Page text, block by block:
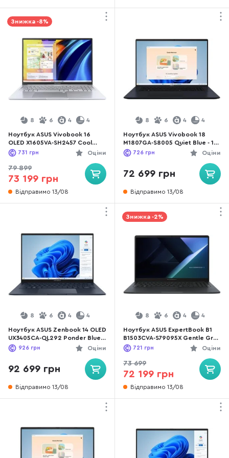
Знижка -8%
8 6 4 4
Ноутбук ASUS Vivobook 16
OLED X1605VA-SH2457 Cool
Silver - 16" OLED 60 Гц / Intel
Core 9 / 270H / DDR5 24 ГБ /
PCI-E SSD 1 ТБ / Intel Graphics
Оціни
731 грн
79 899
73 199 грн
Відправимо 13/08
8 6 4 4
Ноутбук ASUS Vivobook 18
M1807GA-S8005 Quiet Blue - 18"
IPS 144 Гц / AMD Ryzen AI 5 /
430 / DDR5 16 ГБ / PCI-E SSD
512 ГБ / Radeon Graphics
Оціни
726 грн
72 699 грн
Відправимо 13/08
8 6 4 4
Ноутбук ASUS Zenbook 14 OLED
UX3405CA-QL292 Ponder Blue -
14" OLED 60 Гц / Intel Core Ultra
7 / 255H / DDR5 32 ГБ / PCI-E
SSD 1 ТБ / Intel Arc graphics
Оціни
926 грн
92 699 грн
Відправимо 13/08
Знижка -2%
8 6 4 4
Ноутбук ASUS ExpertBook B1
B1503CVA-S79095X Gentle Grey
- 15.6" 60 Гц / Intel Core 5 /
120U / DDR5 16 ГБ / PCI-E SSD
512 ГБ / Intel Graphics
Оціни
721 грн
73 699
72 199 грн
Відправимо 13/08